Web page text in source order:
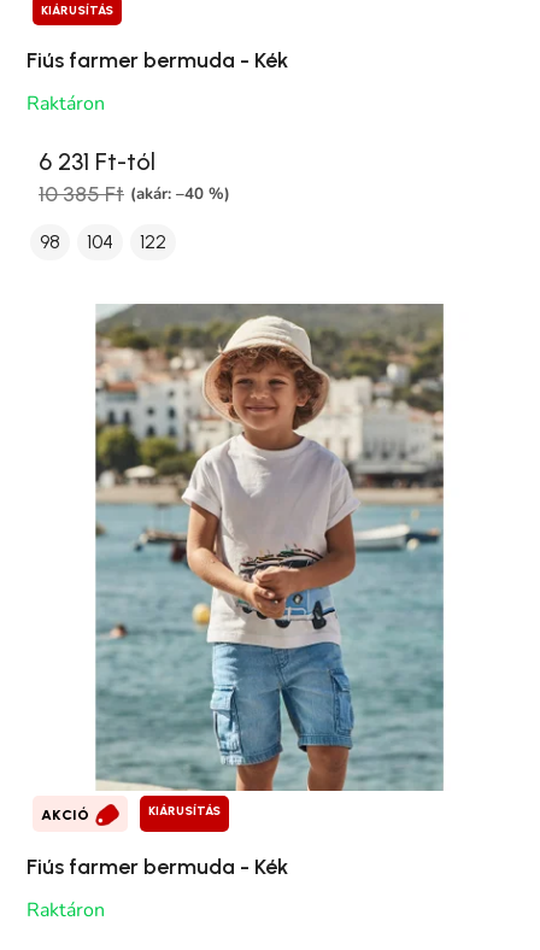
KIÁRUSÍTÁS
Fiús farmer bermuda - Kék
Raktáron
6 231 Ft-tól
10 385 Ft (akár: –40 %)
98 104 122
AKCIÓ KIÁRUSÍTÁS
Fiús farmer bermuda - Kék
Raktáron